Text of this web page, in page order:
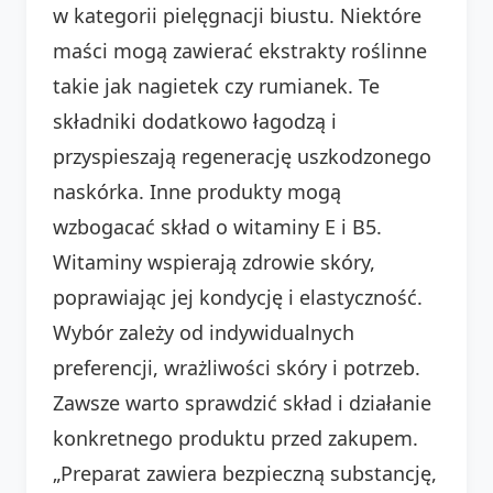
w kategorii pielęgnacji biustu. Niektóre
maści mogą zawierać ekstrakty roślinne
takie jak nagietek czy rumianek. Te
składniki dodatkowo łagodzą i
przyspieszają regenerację uszkodzonego
naskórka. Inne produkty mogą
wzbogacać skład o witaminy E i B5.
Witaminy wspierają zdrowie skóry,
poprawiając jej kondycję i elastyczność.
Wybór zależy od indywidualnych
preferencji, wrażliwości skóry i potrzeb.
Zawsze warto sprawdzić skład i działanie
konkretnego produktu przed zakupem.
„Preparat zawiera bezpieczną substancję,